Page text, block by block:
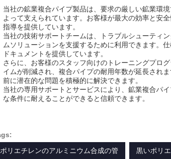
当社の鉱業複合パイプ製品は、要求の厳しい鉱業環
よって支えられています。お客様が最大の効率と安
指導を提供しています。
当社の技術サポートチームは、トラブルシューティ
ムソリューションを支援するために利用できます。
ドキュメントを提供しています。
さらに、お客様のスタッフ向けのトレーニングプロ
イムが削減され、複合パイプの耐用年数が延長され
前に潜在的な問題を積極的に解決できます。
当社の専用サポートとサービスにより、鉱業複合パ
な条件に耐えることができると信頼できます。
ポリエチレンのアルミニウム合成の管
黒いポリ